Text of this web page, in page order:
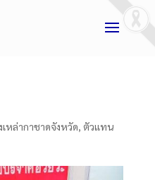
หล่ากาชาดจังหวัด, ตัวแทน